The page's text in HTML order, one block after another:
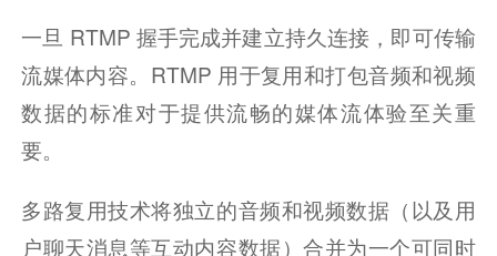
一旦 RTMP 握手完成并建立持久连接，即可传输
流媒体内容。RTMP 用于复用和打包音频和视频
数据的标准对于提供流畅的媒体流体验至关重
要。
多路复用技术将独立的音频和视频数据（以及用
户聊天消息等互动内容数据）合并为一个可同时